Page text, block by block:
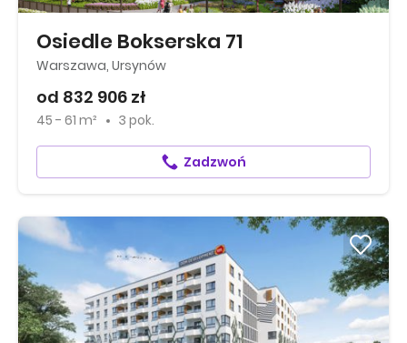
Osiedle Bokserska 71
Warszawa, Ursynów
od 832 906 zł
45 - 61 m² 3 pok.
Zadzwoń